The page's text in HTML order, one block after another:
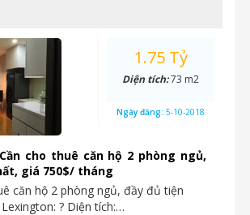
cho thuê căn hộ 2 phòng ngủ,
giá 750$/ tháng
căn hộ 2 phòng ngủ, đầy đủ tiện
? Diện tích:…
1.75 Tỷ
Diện tích:73 m2
Ngày đăng: 5-10-2018